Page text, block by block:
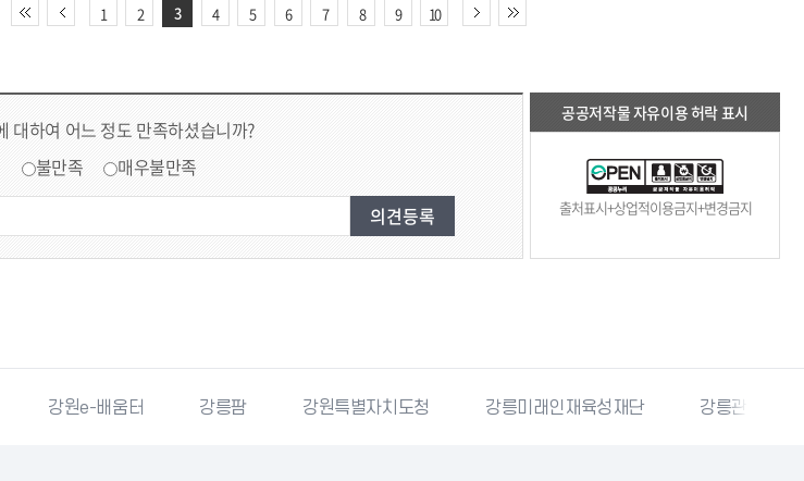
1 2 3 4 5 6 7 8 9 10
대하여 어느 정도 만족하셨습니까?
불만족 매우불만족
공공저작물 자유이용 허락 표시
출처표시+상업적이용금지+변경금지
강릉팜 강원특별자치도청 강릉미래인재육성재단 강릉관광개발공사